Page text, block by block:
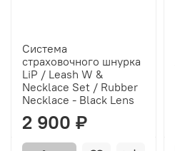
Система
страховочного шнурка
LiP / Leash W &
Necklace Set / Rubber
Necklace - Black Lens
2 900 ₽